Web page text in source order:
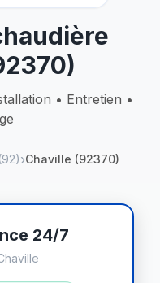
• Entretien •
Chaville (92370)
24/7